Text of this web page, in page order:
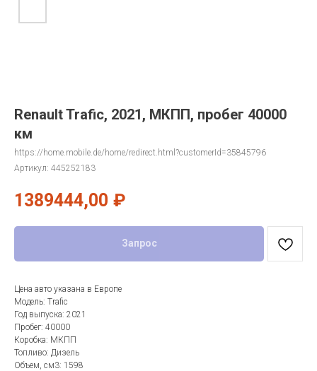
Renault Trafic, 2021, МКПП, пробег 40000
км
https://home.mobile.de/home/redirect.html?customerId=35845796
Артикул: 445252183
1389444,00 ₽
Запрос
Цена авто указана в Европе
Модель: Trafic
Год выпуска: 2021
Пробег: 40000
Коробка: МКПП
Топливо: Дизель
Объем, см3: 1598